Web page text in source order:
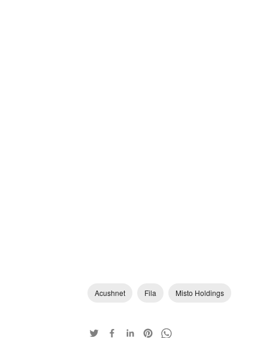
Acushnet Fila Misto Holdings